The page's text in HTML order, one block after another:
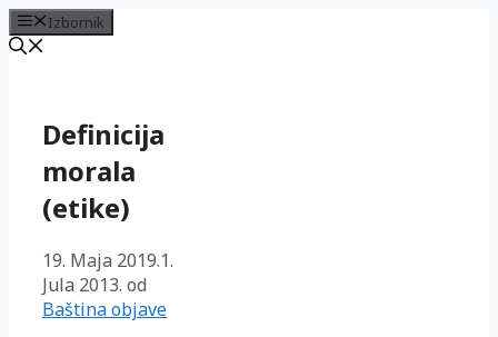
Izbornik
sadržajDefinicija
morala
(etike)
19. Maja 2019.1.
Jula 2013. od
Baština objave